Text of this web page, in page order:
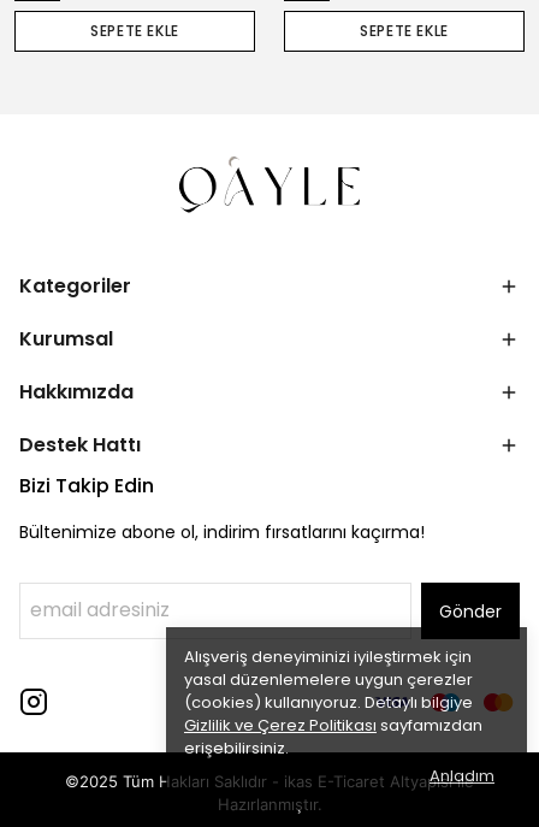
Alışveriş deneyiminizi iyileştirmek için
yasal düzenlemelere uygun çerezler
(cookies) kullanıyoruz. Detaylı bilgiye
Gizlilik ve Çerez Politikası sayfamızdan
erişebilirsiniz.
Anladım
SEPETE EKLE SEPETE EKLE
Kategoriler
Kurumsal
Hakkımızda
Destek Hattı
Bizi Takip Edin
Bültenimize abone ol, indirim fırsatlarını kaçırma!
Gönder
©2025 Tüm Hakları Saklıdır - ikas E-Ticaret Altyapısı ile
Hazırlanmıştır.